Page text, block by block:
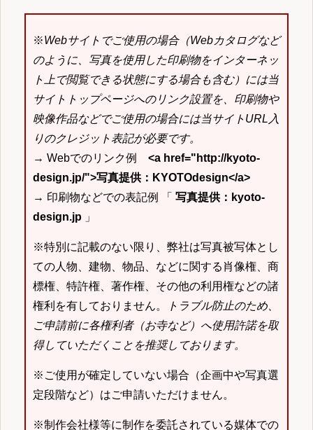
※Webサイトでご使用の場合（Webカタログなど
のように、写真を使用した印刷物をインターネッ
ト上で閲覧できる状態にする場合も含む）には当
サイトトップページへのリンク設置を、印刷物や
映像作品などでご使用の場合には当サイトURL入
りのクレジット表記が必要です。
→ Webでのリンク例 <a href="http://kyoto-
design.jp/">写真提供：KYOTOdesign</a>
→ 印刷物などでの表記例 「 写真提供：kyoto-
design.jp 」
※特別に記載のない限り、弊社は写真被写体とし
ての人物、建物、物品、などに関する肖像権、商
標権、特許権、著作権、その他の利用権などの諸
権利を有しておりません。
トラブル防止のため、
ご申請前に各権利者（お寺など）へ使用許諾を取
得していただくことを推奨しております。
※ご使用が確定していない場合（企画中や写真選
定段階など）はご申請いただけません。
※制作会社様等に制作を委託されている媒体での